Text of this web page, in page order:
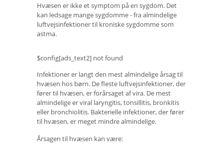
Hvæsen er ikke et symptom på en sygdom. Det
kan ledsage mange sygdomme - fra almindelige
luftvejsinfektioner til kroniske sygdomme som
astma.
$config[ads_text2] not found
Infektioner er langt den mest almindelige årsag til
hvæsen hos børn. De fleste luftvejsinfektioner, der
fører til hvæsen, er forårsaget af vira. De mest
almindelige er viral laryngitis, tonsillitis, bronkitis
eller bronchiolitis. Bakterielle infektioner, der fører
til hvæsen, er meget mindre almindelige.
Årsagen til hvæsen kan være: